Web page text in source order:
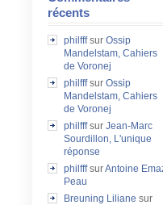
récents
philfffsur Ossip
Mandelstam, Cahiers
de Voronej
philfffsur Ossip
Mandelstam, Cahiers
de Voronej
philfffsur Jean-Marc
Sourdillon, L'unique
réponse
philfffsurAntoine
Peau
Breuning Liliane sur